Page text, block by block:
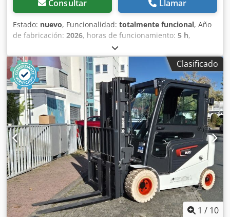
Consultar Llamar
Estado: nuevo, Funcionalidad: totalmente funcional, Año
de fabricación: 2026, horas de funcionamiento: 5 h,
1,200 kg, altura de elevación:
mm, tipo de combustible:eléctrico, tipo de mástil:dúplex,
altura de construcción: 2,150 mm
, longitud de la horquilla:
1,150 mm
, peso en vacío: 585 kg, longitud total:1,710 mm
tipo de accionamiento: Elektro , ancho de construcción:
800 mm , Apilador Centro de carga: 600 mm Ancho de
horquillas: 180 mm Grosor de horquillas: 60 mm Tipo de
mástil: Dúplex Estado: Nuevo Estado técnico: Nuevo
Dedpfxey Uz Sqj Aihskr Tipo de neumático delantero:
Poliuretano Estado del neumático delantero: 80 - 100%
Tipo de neumático trasero: Poliuretano Estado del
neumático trasero: 80 - 100% Batería Voltios: 24V Batería
Ah: 60Ah Tipo de batería: Ion de litio Año de fabricación de
la batería: 2026 Estado de la batería: 80 - 100% Certificado
CE, Batería de ion de litio libre de mantenimiento 24 V
Clasificado
1 / 10